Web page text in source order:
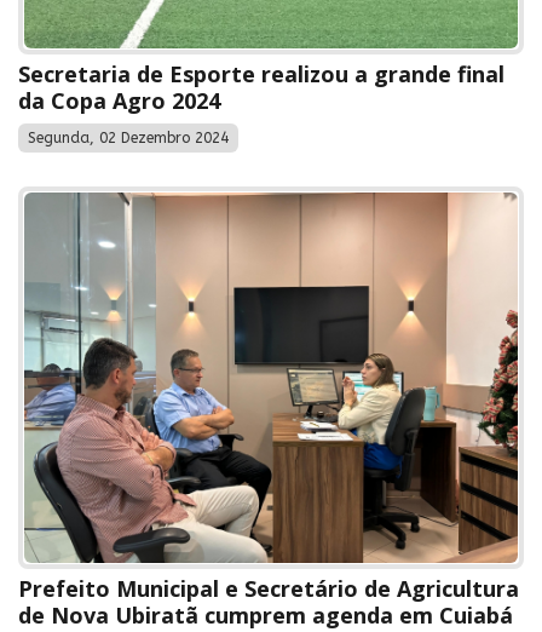
Secretaria de Esporte realizou a grande final
da Copa Agro 2024
Segunda, 02 Dezembro 2024
Prefeito Municipal e Secretário de Agricultura
de Nova Ubiratã cumprem agenda em Cuiabá